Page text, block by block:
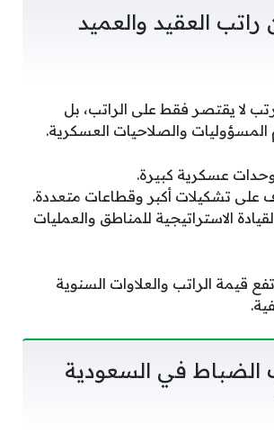
راتب العقيد والعميد
لا يقتصر فقط على الراتب، بل
والصلاحيات العسكرية.
وحدات عسكرية كبيرة.
على تشكيلات أكبر وقطاعات متعددة.
الاستراتيجية للمناطق والعمليات
قيمة الراتب والعلاوات السنوية
الضباط في السعودية